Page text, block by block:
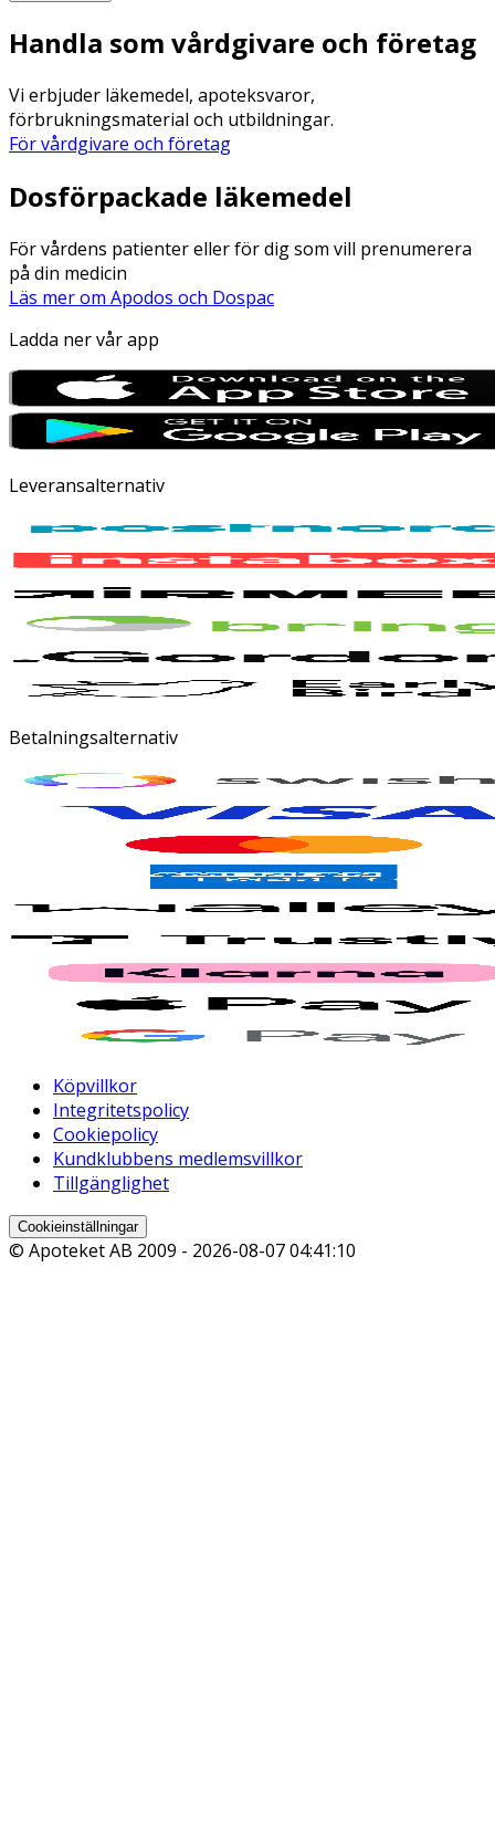
Handla som vårdgivare och företag
Vi erbjuder läkemedel, apoteksvaror,
förbrukningsmaterial och utbildningar.
För vårdgivare och företag
Dosförpackade läkemedel
För vårdens patienter eller för dig som vill prenumerera
på din medicin
Läs mer om Apodos och Dospac
Ladda ner vår app
Leveransalternativ
Betalningsalternativ
Köpvillkor
Integritetspolicy
Cookiepolicy
Kundklubbens medlemsvillkor
Tillgänglighet
Cookieinställningar
© Apoteket AB 2009 - 2026-08-07 04:41:10